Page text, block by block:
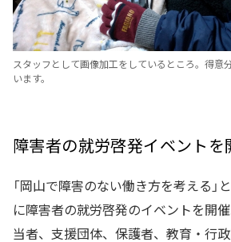
スタッフとして画像加工をしているところ。得意
います。
障害者の就労啓発イベントを
「岡山で障害のない働き方を考える」
に障害者の就労啓発のイベントを開
当者、支援団体、保護者、教育・行